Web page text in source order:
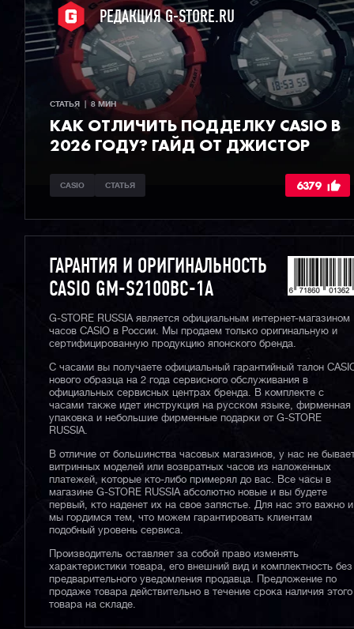
РЕДАКЦИЯ G-STORE.RU
СТАТЬЯ  |  8 МИН
КАК ОТЛИЧИТЬ ПОДДЕЛКУ CASIO В
2026 ГОДУ? ГАЙД ОТ ДЖИСТОР
CASIO СТАТЬЯ 6379
ГАРАНТИЯ И ОРИГИНАЛЬНОСТЬ
CASIO GM-S2100BC-1A
G-STORE RUSSIA является официальным интернет-магазином
часов CASIO в России. Мы продаем только оригинальную и
сертифицированную продукцию японского бренда.
С часами вы получаете официальный гарантийный талон
нового образца на 2 года сервисного обслуживания в
официальных сервисных центрах бренда. В комплекте с
часами также идет инструкция на русском языке, фирменная
упаковка и небольшие фирменные подарки от G-STORE
RUSSIA.
В отличие от большинства часовых магазинов, у нас не
витринных моделей или возвратных часов из наложенных
платежей, которые кто-либо примерял до вас. Все часы в
магазине G-STORE RUSSIA абсолютно новые и вы будете
первый, кто наденет их на свое запястье. Для нас это важно и
мы гордимся тем, что можем гарантировать клиентам
подобный уровень сервиса.
Производитель оставляет за собой право изменять
характеристики товара, его внешний вид и комплектность без
предварительного уведомления продавца. Предложение по
продаже товара действительно в течение срока наличия этого
товара на складе.